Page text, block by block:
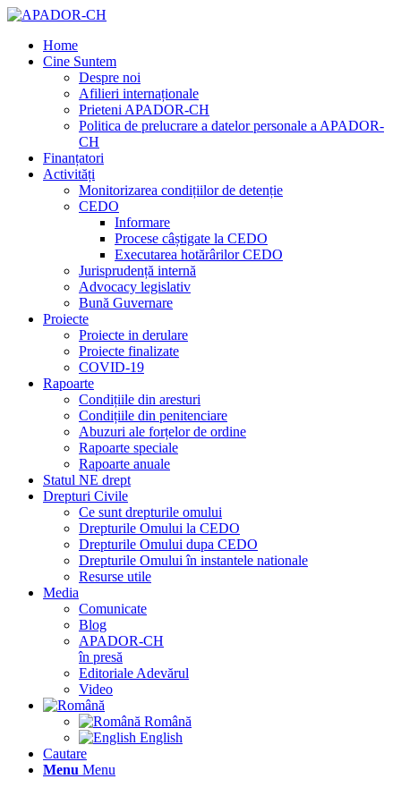
Home
Cine Suntem
Despre noi
Afilieri internaționale
Prieteni APADOR-CH
Politica de prelucrare a datelor personale a APADOR-
CH
Finanțatori
Activități
Monitorizarea condițiilor de detenție
CEDO
Informare
Procese câștigate la CEDO
Executarea hotărârilor CEDO
Jurisprudență internă
Advocacy legislativ
Bună Guvernare
Proiecte
Proiecte in derulare
Proiecte finalizate
COVID-19
Rapoarte
Condițiile din aresturi
Condițiile din penitenciare
Abuzuri ale forțelor de ordine
Rapoarte speciale
Rapoarte anuale
Statul NE drept
Drepturi Civile
Ce sunt drepturile omului
Drepturile Omului la CEDO
Drepturile Omului dupa CEDO
Drepturile Omului în instantele nationale
Resurse utile
Media
Comunicate
Blog
APADOR-CH
în presă
Editoriale Adevărul
Video
Română
English
Cautare
Menu Menu